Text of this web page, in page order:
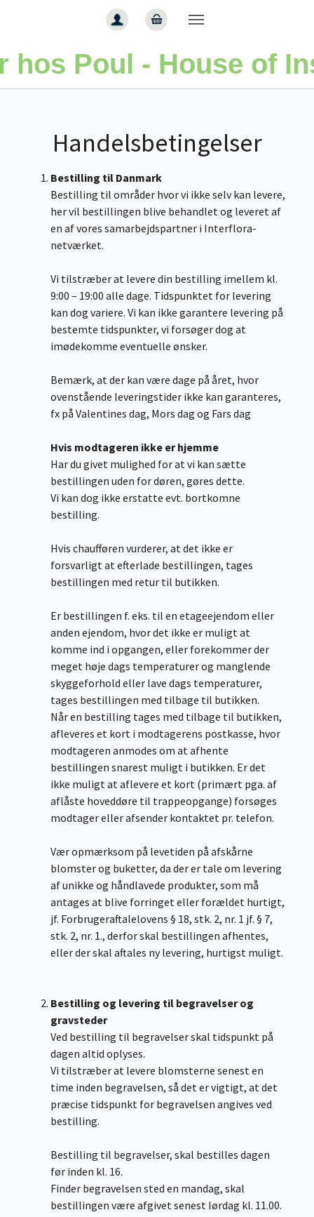
hos Poul - House of
Handelsbetingelser
Bestilling til Danmark
Bestilling til områder hvor vi ikke selv kan levere,
her vil bestillingen blive behandlet og leveret af
en af vores samarbejdspartner i Interflora-
netværket.
Vi tilstræber at levere din bestilling imellem kl.
9:00 – 19:00 alle dage. Tidspunktet for levering
kan dog variere. Vi kan ikke garantere levering på
bestemte tidspunkter, vi forsøger dog at
imødekomme eventuelle ønsker.
Bemærk, at der kan være dage på året, hvor
ovenstående leveringstider ikke kan garanteres,
fx på Valentines dag, Mors dag og Fars dag
Hvis modtageren ikke er hjemme
Har du givet mulighed for at vi kan sætte
bestillingen uden for døren, gøres dette.
Vi kan dog ikke erstatte evt. bortkomne
bestilling.
Hvis chaufføren vurderer, at det ikke er
forsvarligt at efterlade bestillingen, tages
bestillingen med retur til butikken.
Er bestillingen f. eks. til en etageejendom eller
anden ejendom, hvor det ikke er muligt at
komme ind i opgangen, eller forekommer der
meget høje dags temperaturer og manglende
skyggeforhold eller lave dags temperaturer,
tages bestillingen med tilbage til butikken.
Når en bestilling tages med tilbage til butikken,
afleveres et kort i modtagerens postkasse, hvor
modtageren anmodes om at afhente
bestillingen snarest muligt i butikken. Er det
ikke muligt at aflevere et kort (primært pga. af
aflåste hoveddøre til trappeopgange) forsøges
modtager eller afsender kontaktet pr. telefon.
Vær opmærksom på levetiden på afskårne
blomster og buketter, da der er tale om levering
af unikke og håndlavede produkter, som må
antages at blive forringet eller forældet hurtigt,
jf. Forbrugeraftalelovens § 18, stk. 2, nr. 1 jf. § 7,
stk. 2, nr. 1., derfor skal bestillingen afhentes,
eller der skal aftales ny levering, hurtigst muligt.
Bestilling og levering til begravelser og
gravsteder
Ved bestilling til begravelser skal tidspunkt på
dagen altid oplyses.
Vi tilstræber at levere blomsterne senest en
time inden begravelsen, så det er vigtigt, at det
præcise tidspunkt for begravelsen angives ved
bestilling.
Bestilling til begravelser, skal bestilles dagen
før inden kl. 16.
Finder begravelsen sted en mandag, skal
bestillingen være afgivet senest lørdag kl. 11.00.